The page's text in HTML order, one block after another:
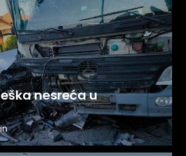
nesreća u